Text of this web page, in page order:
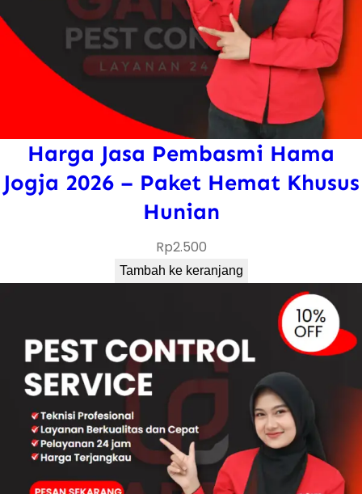
Harga Jasa Pembasmi Hama
Jogja 2026 – Paket Hemat Khusus
Hunian
Rp2.500
Tambah ke keranjang